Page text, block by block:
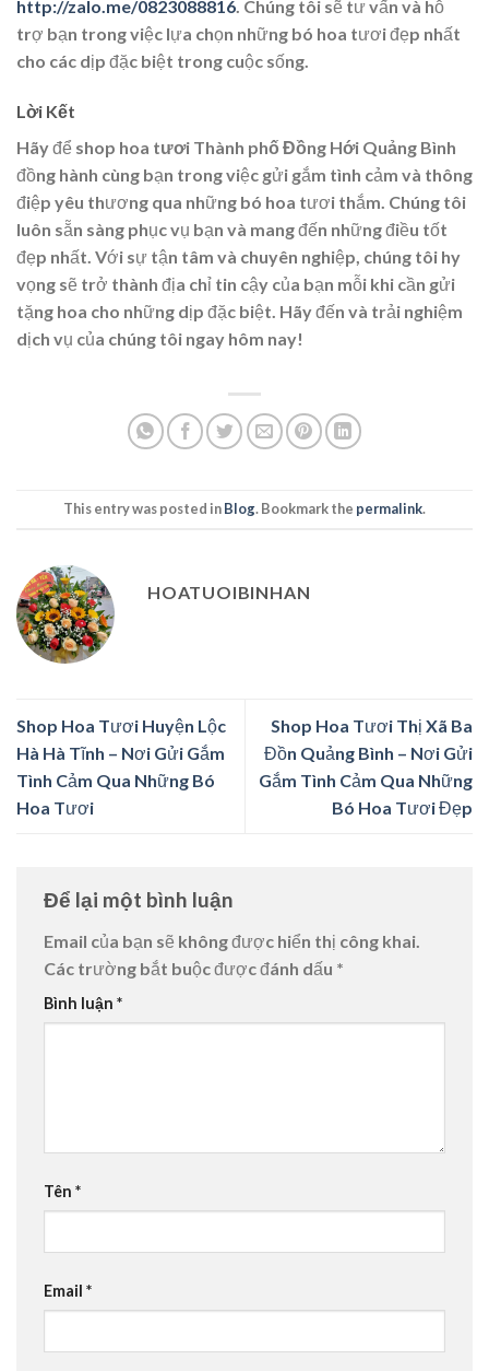
http://zalo.me/0823088816. Chúng tôi sẽ tư vấn và hỗ
trợ bạn trong việc lựa chọn những bó hoa tươi đẹp nhất
cho các dịp đặc biệt trong cuộc sống.
Lời Kết
Hãy để shop hoa tươi Thành phố Đồng Hới Quảng Bình
đồng hành cùng bạn trong việc gửi gắm tình cảm và thông
điệp yêu thương qua những bó hoa tươi thắm. Chúng tôi
luôn sẵn sàng phục vụ bạn và mang đến những điều tốt
đẹp nhất. Với sự tận tâm và chuyên nghiệp, chúng tôi hy
vọng sẽ trở thành địa chỉ tin cậy của bạn mỗi khi cần gửi
tặng hoa cho những dịp đặc biệt. Hãy đến và trải nghiệm
dịch vụ của chúng tôi ngay hôm nay!
This entry was posted inBlog. Bookmark the permalink.
HOATUOIBINHAN
Shop Hoa Tươi Huyện Lộc
Hà Hà Tĩnh – Nơi Gửi Gắm
Tình Cảm Qua Những Bó
Hoa Tươi
Shop Hoa Tươi Thị Xã Ba
Đồn Quảng Bình – Nơi Gửi
Gắm Tình Cảm Qua Những
Bó Hoa Tươi Đẹp
Để lại một bình luận
Email của bạn sẽ không được hiển thị công khai.
Các trường bắt buộc được đánh dấu *
Bình luận *
Tên *
Email *